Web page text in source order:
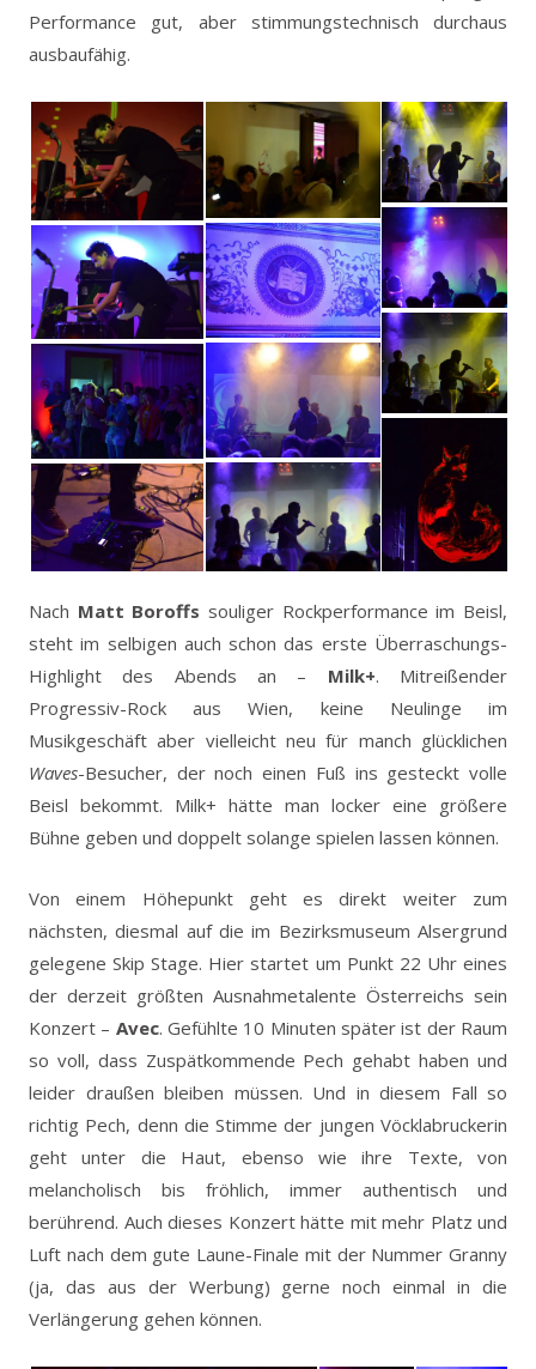
Performance gut, aber stimmungstechnisch durchaus
ausbaufähig.
Nach Matt Boroffs souliger Rockperformance im Beisl,
steht im selbigen auch schon das erste Überraschungs-
Highlight des Abends an – Milk+. Mitreißender
Progressiv-Rock aus Wien, keine Neulinge im
Musikgeschäft aber vielleicht neu für manch glücklichen
Waves-Besucher, der noch einen Fuß ins gesteckt volle
Beisl bekommt. Milk+ hätte man locker eine größere
Bühne geben und doppelt solange spielen lassen können.
Von einem Höhepunkt geht es direkt weiter zum
nächsten, diesmal auf die im Bezirksmuseum Alsergrund
gelegene Skip Stage. Hier startet um Punkt 22 Uhr eines
der derzeit größten Ausnahmetalente Österreichs sein
Konzert – Avec. Gefühlte 10 Minuten später ist der Raum
so voll, dass Zuspätkommende Pech gehabt haben und
leider draußen bleiben müssen. Und in diesem Fall so
richtig Pech, denn die Stimme der jungen Vöcklabruckerin
geht unter die Haut, ebenso wie ihre Texte, von
melancholisch bis fröhlich, immer authentisch und
berührend. Auch dieses Konzert hätte mit mehr Platz und
Luft nach dem gute Laune-Finale mit der Nummer Granny
(ja, das aus der Werbung) gerne noch einmal in die
Verlängerung gehen können.